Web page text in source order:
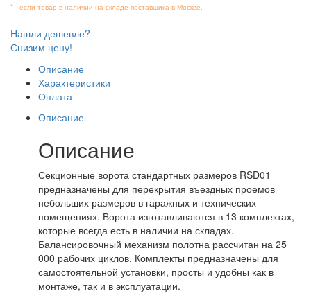
* - если товар в наличии на складе поставщика в Москве.
Нашли дешевле?
Снизим цену!
Описание
Характеристики
Оплата
Описание
Описание
Секционные ворота стандартных размеров RSD01
предназначены для перекрытия въездных проемов
небольших размеров в гаражных и технических
помещениях. Ворота изготавливаются в 13 комплектах,
которые всегда есть в наличии на складах.
Балансировочный механизм полотна рассчитан на 25
000 рабочих циклов. Комплекты предназначены для
самостоятельной установки, просты и удобны как в
монтаже, так и в эксплуатации.